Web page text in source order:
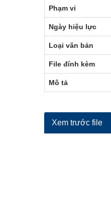
Phạm vi
Ngày hiệu lực
Loại văn bản
File đính kèm
Mô tả
Xem trước file